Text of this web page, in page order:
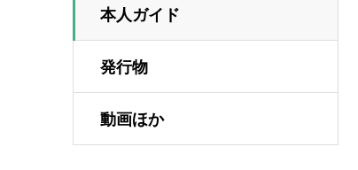
本人ガイド
発行物
動画ほか